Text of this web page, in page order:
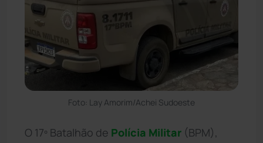
Foto: Lay Amorim/Achei Sudoeste
O 17º Batalhão de Polícia Militar (BPM),